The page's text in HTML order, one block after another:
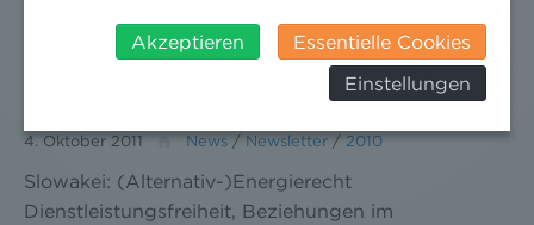
NH BRATISLAVA INFORMIERT IM APRIL
4. Oktober 2011 News /Newsletter /2010
Slowakei: (Alternativ-)Energierecht
Dienstleistungsfreiheit, Beziehungen im
insbesondere das Risiko, dass ihre Daten durch US-
Behörden, zu Kontroll- und zu
Überwachungszwecken, verarbeitet werden und
werden können. Zudem finden Sie am
Einwilligung widerrufen und Widerspruch ausüben.
Weitere Infomationen finden Sie hier:
Akzeptieren
Essentielle Cookies
Einstellungen